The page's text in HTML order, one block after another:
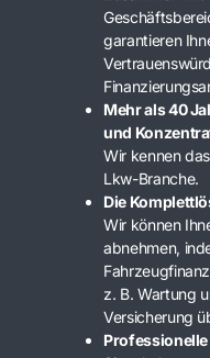
garantieren
Mehr als 40
und
Wir kennen
Lkw-Branche.
Die
Wir können
abnehmen,
z. B. Wartung
Versicherung